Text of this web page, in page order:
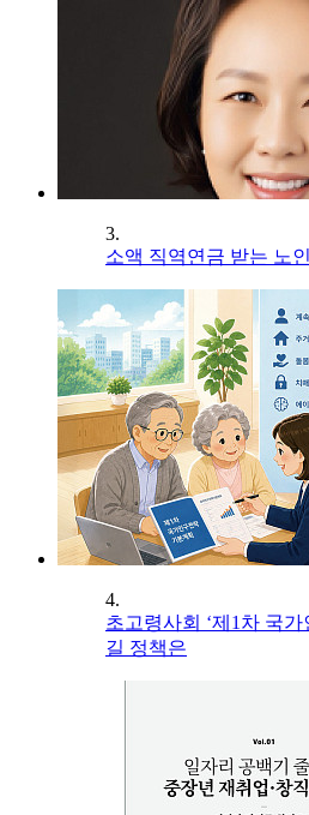
3.
소액 직역연금 받는 노
4.
초고령사회 ‘제1차 국
길 정책은